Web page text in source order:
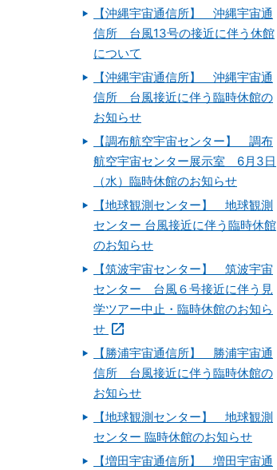
【沖縄宇宙通信所】 沖縄宇宙通
信所 台風13号の接近に伴う休館
について
【沖縄宇宙通信所】 沖縄宇宙通
信所 台風接近に伴う臨時休館の
お知らせ
【調布航空宇宙センター】 調布
航空宇宙センター展示室 6月3日
（水）臨時休館のお知らせ
【地球観測センター】 地球観測
センター 台風接近に伴う臨時休館
のお知らせ
【筑波宇宙センター】 筑波宇宙
センター 台風６号接近に伴う見
学ツアー中止・臨時休館のお知ら
せ
【勝浦宇宙通信所】 勝浦宇宙通
信所 台風接近に伴う臨時休館の
お知らせ
【地球観測センター】 地球観測
センター 臨時休館のお知らせ
【増田宇宙通信所】 増田宇宙通